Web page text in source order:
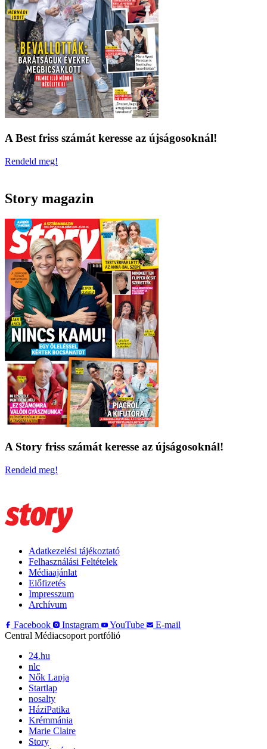
A Best friss számát keresse az újságosoknál!
Rendeld meg!
Story magazin
A Story friss számát keresse az újságosoknál!
Rendeld meg!
Adatkezelési tájékoztató
Felhasználási Feltételek
Médiaajánlat
Előfizetés
Impresszum
Archívum
Facebook
Instagram YouTube
E-mail
Central Médiacsoport portfólió
24.hu
nlc
Nők Lapja
Startlap
nosalty
HáziPatika
Krémmánia
Marie Claire
Story